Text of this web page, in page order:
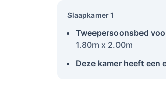
Slaapkamer 1
Tweepersoonsbed
1.80m x 2.00m
Deze kamer heeft een